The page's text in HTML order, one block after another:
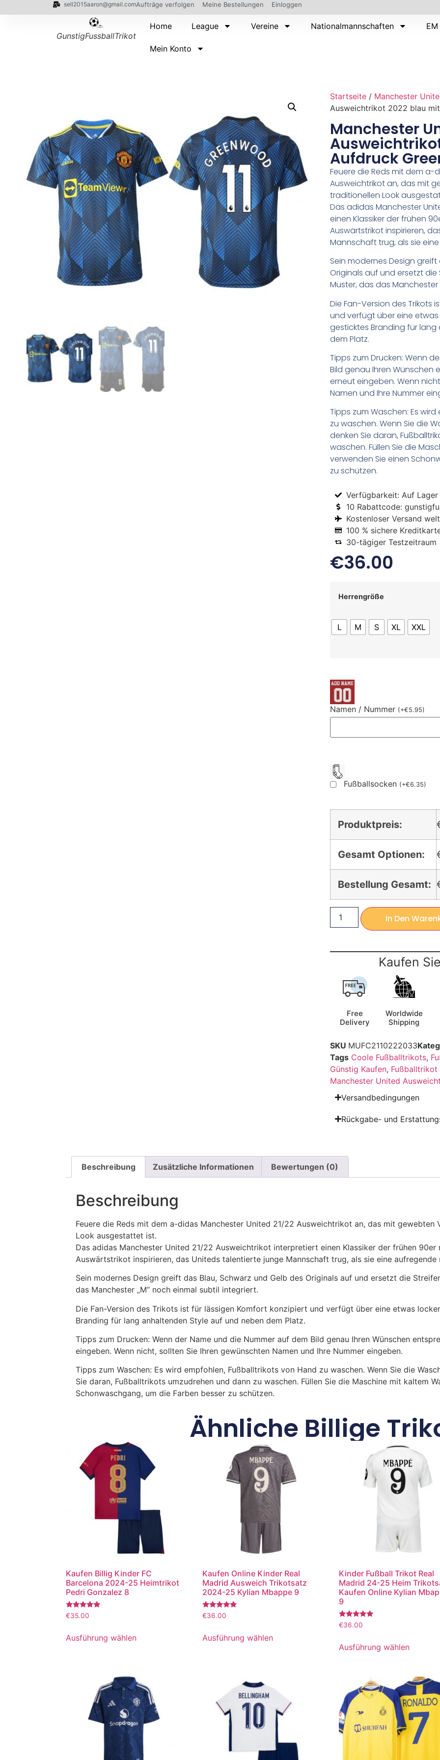
sell2015aaron@gmail.comAufträge verfolgen Meine Bestellungen Einloggen
GunstigFussballTrikot
Home League Vereine Nationalmannschaften
Mein Konto
Startseite / Manchester
Ausweichtrikot 2022 blau
Manchester
Aufdruck
Feuere die Reds mit dem a-
Ausweichtrikot an, das mit
traditionellen Look
Das adidas Manchester
einen Klassiker der frühen
Auswärtstrikot inspirieren,
Mannschaft trug, als sie
Sein modernes Design
Originals auf und ersetzt
Muster, das das Manchester
Die Fan-Version des Trikots
und verfügt über eine
gesticktes Branding für
dem Platz.
Tipps zum Drucken: Wenn
Bild genau Ihren Wünschen
erneut eingeben. Wenn
Namen und Ihre Nummer
Tipps zum Waschen: Es
zu waschen. Wenn Sie die
denken Sie daran,
waschen. Füllen Sie die
verwenden Sie einen
zu schützen.
Verfügbarkeit: Auf Lager
10 Rabattcode:
Kostenloser Versand
100 % sichere
30-tägiger Testzeitraum
€36.00
Herrengröße
L M S XL XXL
Namen / Nummer (+€5.95)
Fußballsocken (+€6.35)
Produktpreis:
Gesamt Optionen:
Bestellung Gesamt:
In Den
Kaufen
Free
Delivery
Worldwide
Shipping
SKU MUFC2110222033
Tags Coole Fußballtrikots,
Günstig Kaufen, Fußballtrikot
Manchester United
Versandbedingungen
Rückgabe- und
Beschreibung Zusätzliche Informationen Bewertungen (0)
Beschreibung
Feuere die Reds mit dem a-didas Manchester United 21/22 Ausweichtrikot an, das mit gewebten
Look ausgestattet ist.
Das adidas Manchester United 21/22 Ausweichtrikot interpretiert einen Klassiker der frühen 90er
Auswärtstrikot inspirieren, das Uniteds talentierte junge Mannschaft trug, als sie eine aufregende
Sein modernes Design greift das Blau, Schwarz und Gelb des Originals auf und ersetzt die
das Manchester „M“ noch einmal subtil integriert.
Die Fan-Version des Trikots ist für lässigen Komfort konzipiert und verfügt über eine etwas
Branding für lang anhaltenden Style auf und neben dem Platz.
Tipps zum Drucken: Wenn der Name und die Nummer auf dem Bild genau Ihren Wünschen
eingeben. Wenn nicht, sollten Sie Ihren gewünschten Namen und Ihre Nummer eingeben.
Tipps zum Waschen: Es wird empfohlen, Fußballtrikots von Hand zu waschen. Wenn Sie die
Sie daran, Fußballtrikots umzudrehen und dann zu waschen. Füllen Sie die Maschine mit kaltem
Schonwaschgang, um die Farben besser zu schützen.
Ähnliche Billige
Kaufen Billig Kinder FC
Barcelona 2024-25 Heimtrikot
Pedri Gonzalez 8
Bewertet
mit
von 5
€35.00
Ausführung wählen
Kaufen Online Kinder Real
Madrid Ausweich Trikotsatz
2024-25 Kylian Mbappe 9
Bewertet
mit
von 5
€36.00
Ausführung wählen
Kinder Fußball Trikot Real
Madrid 24-25 Heim
Kaufen Online Kylian
9
Bewertet
mit
von 5
€36.00
Ausführung wählen